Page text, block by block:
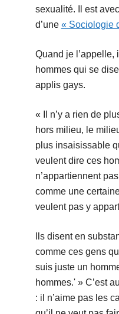
sexualité. Il est
d’une « Sociologie
Quand je l’appelle,
hommes qui se
applis gays.
« Il n’y a rien de
hors milieu, le
plus insaisissable
veulent dire ces
n’appartiennent
comme une
veulent pas y
Ils disent en
comme ces gens
suis juste un
hommes.' » C’est
: il n’aime pas les